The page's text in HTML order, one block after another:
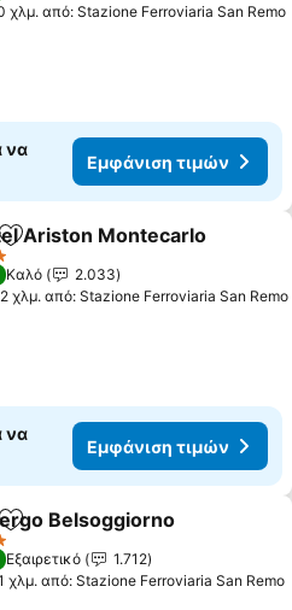
χλμ. από: Stazione Ferroviaria San Remo
να
Εμφάνιση τιμών
Προσθήκη στα αγαπημένα
Ariston Montecarlo
Καλό
2.033
χλμ. από: Stazione Ferroviaria San Remo
να
Εμφάνιση τιμών
Προσθήκη στα αγαπημένα
Belsoggiorno
Εξαιρετικό
1.712
χλμ. από: Stazione Ferroviaria San Remo